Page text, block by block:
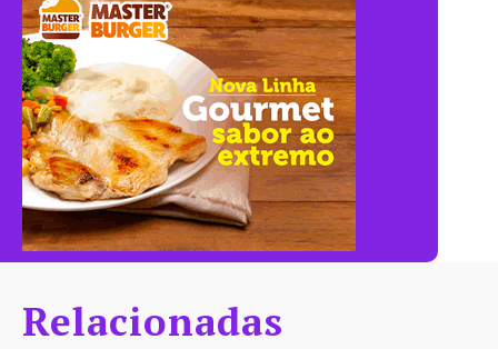
Relacionadas